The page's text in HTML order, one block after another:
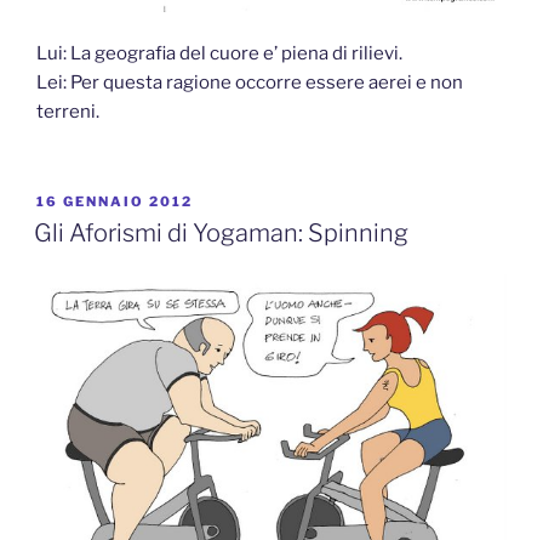
Lui: La geografia del cuore e’ piena di rilievi.
Lei: Per questa ragione occorre essere aerei e non
terreni.
PUBBLICATO
IL
16 GENNAIO 2012
Gli Aforismi di Yogaman: Spinning